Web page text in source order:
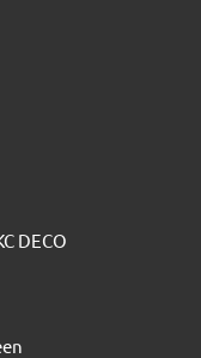
DECO